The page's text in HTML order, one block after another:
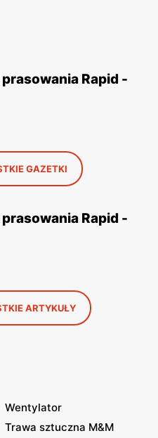
Rapid -
GAZETKI
Rapid -
ARTYKUŁY
Wentylator
Trawa sztuczna M&M